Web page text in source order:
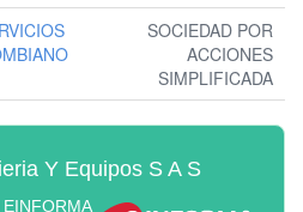
SOCIEDAD POR
ACCIONES
SIMPLIFICADA
Y Equipos S A S
EINFORMA